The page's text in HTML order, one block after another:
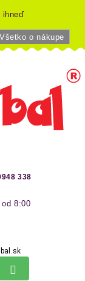
ihneď
Všetko o nákupe
338
8:00